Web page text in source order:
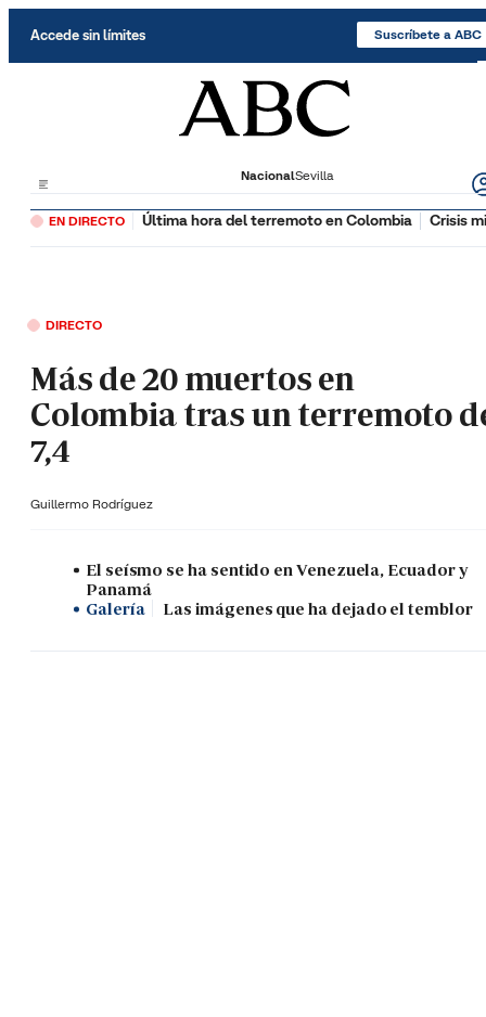
Accede sin límites Suscríbete a ABC
NacionalSevilla
EN DIRECTO Última hora del terremoto en Colombia Crisis
DIRECTO
Más de 20 muertos en
Colombia tras un terremoto
7,4
Guillermo Rodríguez
El seísmo se ha sentido en Venezuela, Ecuador y
Panamá
Galería
Las imágenes que ha dejado el temblor